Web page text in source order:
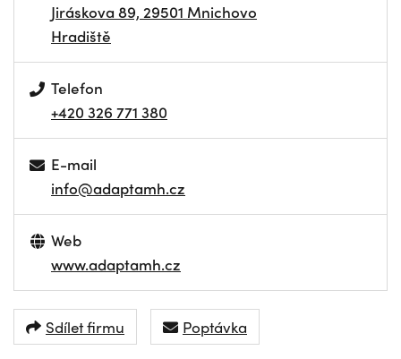
Jiráskova 89, 29501 Mnichovo
Hradiště
Telefon
+420 326 771 380
E-mail
info@adaptamh.cz
Web
www.adaptamh.cz
Sdílet firmu Poptávka